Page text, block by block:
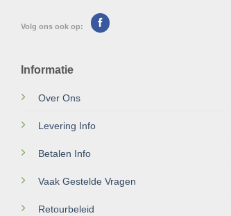
Volg ons ook op:
Informatie
Over Ons
Levering Info
Betalen Info
Vaak Gestelde Vragen
Retourbeleid